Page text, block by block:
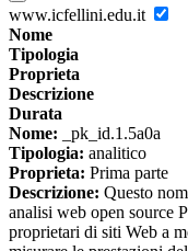
www.icfellini.edu.it
Nome
Tipologia
Proprieta
Descrizione
Durata
Nome: _pk_id.1.5a0a
Tipologia: analitico
Proprieta: Prima parte
Descrizione: Questo
analisi web open source
proprietari di siti Web a